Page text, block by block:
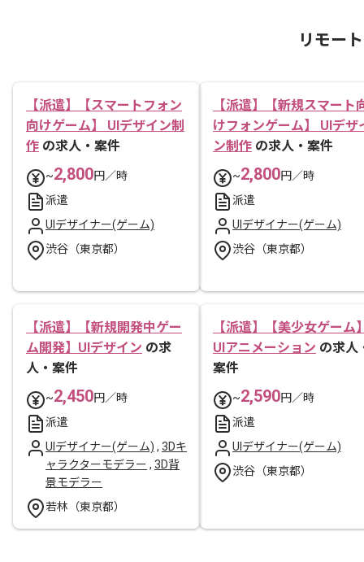
リモー
【派遣】【スマートフォン
向けゲーム】 UIデザイン制
作 の求人・案件
~2,800円／時
派遣
UIデザイナー(ゲーム)
渋谷（東京都）
【派遣】【新規スマート
けフォンゲーム】 UIデザ
ン制作 の求人・案件
~2,800円／時
派遣
UIデザイナー(ゲーム)
渋谷（東京都）
【派遣】【新規開発中ゲー
ム開発】UIデザイン の求
人・案件
~2,450円／時
派遣
UIデザイナー(ゲーム) , 3Dキ
ャラクターモデラー , 3D背
景モデラー
若林（東京都）
【派遣】【美少女ゲーム
UIアニメーション の求人
案件
~2,590円／時
派遣
UIデザイナー(ゲーム)
渋谷（東京都）